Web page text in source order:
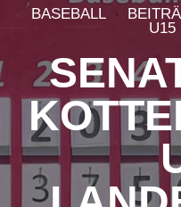
BASEBALL
U15